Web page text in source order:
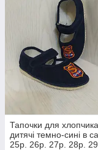
Тапочки для хлопчика
дитячі темно-сині в
25р. 26р. 27р. 28р.